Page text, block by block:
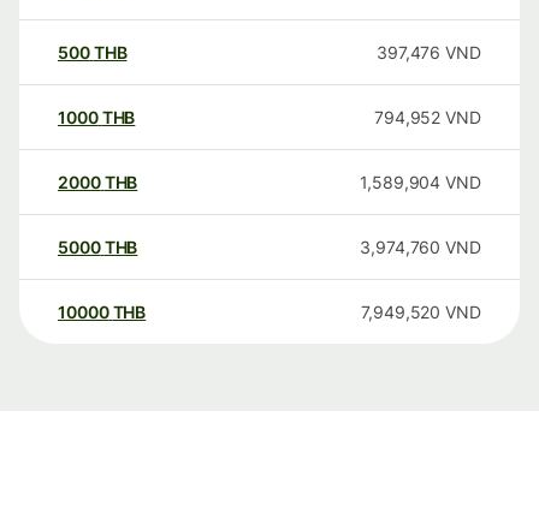
500THB 397,476 VND
1000THB 794,952 VND
2000THB 1,589,904 VND
5000THB 3,974,760 VND
10000 THB 7,949,520 VND